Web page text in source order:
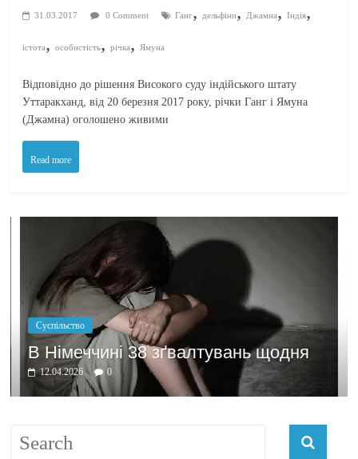
31.03.2017 0 Comment Ганг, дельфіни, Джамна,Індія,
істота,особистість,річка, Ямуна
Відповідно до рішення Високого суду індійського штату
Уттаракханд, від 20 березня 2017 року, річки Ганг і Ямуна
(Джамна) оголошено живими
Read more
щодня
Політика
Бажання заробити
домовлятись
03.04.2026 0